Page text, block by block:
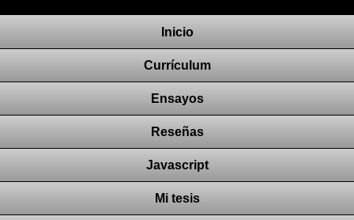
Inicio
Currículum
Ensayos
Reseñas
Javascript
Mi tesis